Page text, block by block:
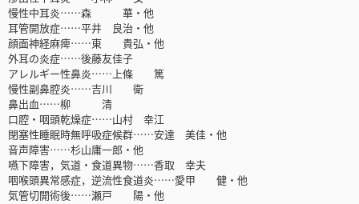
慢性中耳炎……森 華・他
耳管開放症……平井 良治・他
顔面神経麻痺……東 貴弘・他
外耳の炎症……後藤友佳子
アレルギー性鼻炎……上條 篤
慢性副鼻腔炎……吉川 衛
鼻出血……柳 清
口腔・咽頭乾燥症……山村 幸江
閉塞性睡眠時無呼吸症候群……安達 美佳・他
音声障害……杉山庸一郎・他
嚥下障害，気道・食道異物……香取 幸夫
咽喉頭異常感症，逆流性食道炎……愛甲 健・他
気管切開術後……瀬戸 陽・他